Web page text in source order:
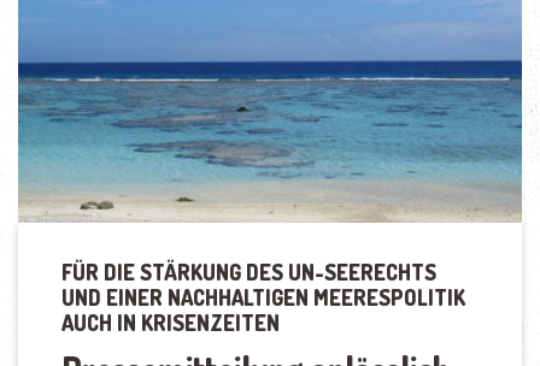
FÜR DIE STÄRKUNG DES UN-SEERECHTS
UND EINER NACHHALTIGEN MEERESPOLITIK
AUCH IN KRISENZEITEN